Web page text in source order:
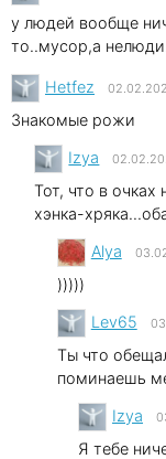
у людей вообще
то..мусор,а
Hetfez
Знакомые рожи
Izya
Тот, что в
хэнка-
Alya
)))))
Lev65
Ты что
поминаешь
Izya
Я тебе